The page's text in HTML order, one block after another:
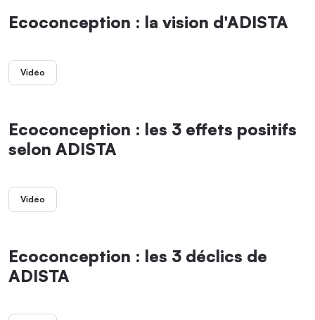
Ecoconception : la vision d'ADISTA
Vidéo
Ecoconception : les 3 effets positifs
selon ADISTA
Vidéo
Ecoconception : les 3 déclics de
ADISTA